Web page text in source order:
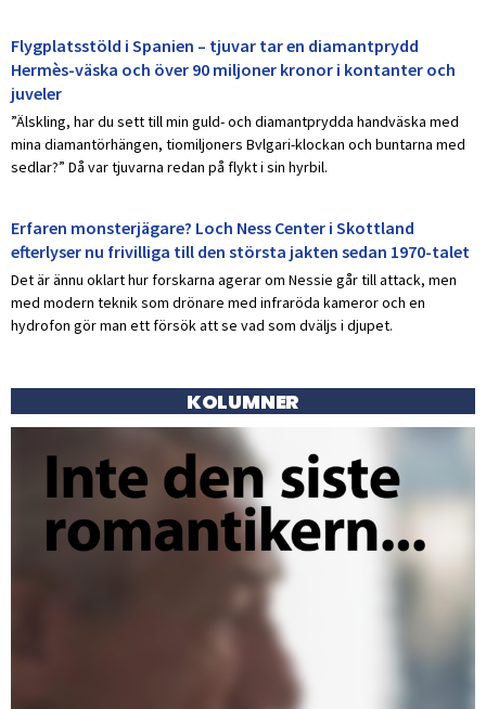
Flygplatsstöld i Spanien – tjuvar tar en diamantprydd
Hermès-väska och över 90 miljoner kronor i kontanter och
juveler
”Älskling, har du sett till min guld- och diamantprydda handväska med
mina diamantörhängen, tiomiljoners Bvlgari-klockan och buntarna med
sedlar?” Då var tjuvarna redan på flykt i sin hyrbil.
Erfaren monsterjägare? Loch Ness Center i Skottland
efterlyser nu frivilliga till den största jakten sedan 1970-talet
Det är ännu oklart hur forskarna agerar om Nessie går till attack, men
med modern teknik som drönare med infraröda kameror och en
hydrofon gör man ett försök att se vad som dväljs i djupet.
KOLUMNER